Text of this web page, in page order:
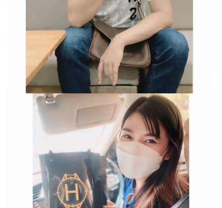
Trường hợp không chấp
nhận đổi hoặc trả sản
phẩm: